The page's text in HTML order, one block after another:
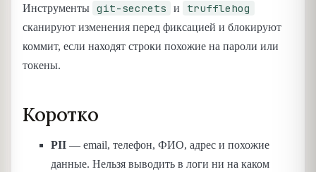
Инструменты git-secrets и trufflehog
сканируют изменения перед фиксацией и блокируют
коммит, если находят строки похожие на пароли или
токены.
Коротко
PII — email, телефон, ФИО, адрес и похожие
данные. Нельзя выводить в логи ни на каком